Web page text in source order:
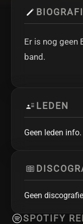
Er is nog geen
band.
LEDEN
Geen leden info.
Geen
SPOTIFY